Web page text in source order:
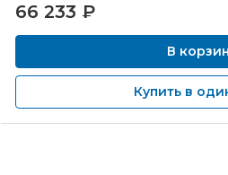
66 233 ₽
В
Купить в